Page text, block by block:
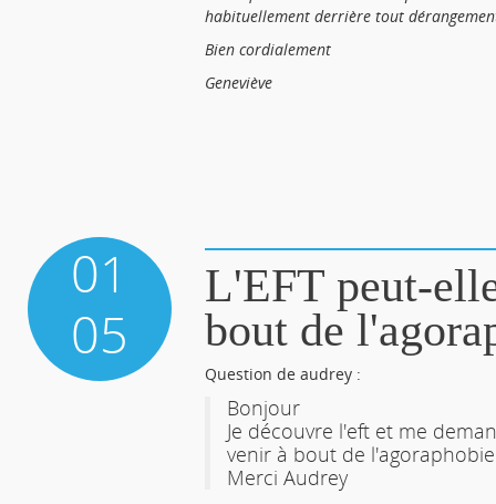
habituellement derrière tout
Bien cordialement
Geneviève
01
05
L'EFT peut-
bout de
Question de audrey :
Bonjour
Je découvre l'eft et me
venir à bout de
Merci Audrey